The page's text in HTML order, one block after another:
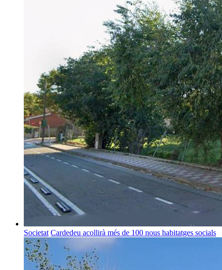
Societat Cardedeu acollirà més de 100 nous habitatges socials